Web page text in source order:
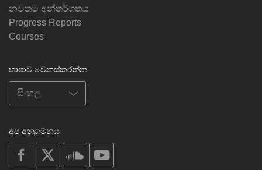
නවතම අන්තර්ගතය
Progress Reports
Courses
භාෂාව වෙනස්කරන්න
අප අනුගමනය
on
facebook
soundcloud